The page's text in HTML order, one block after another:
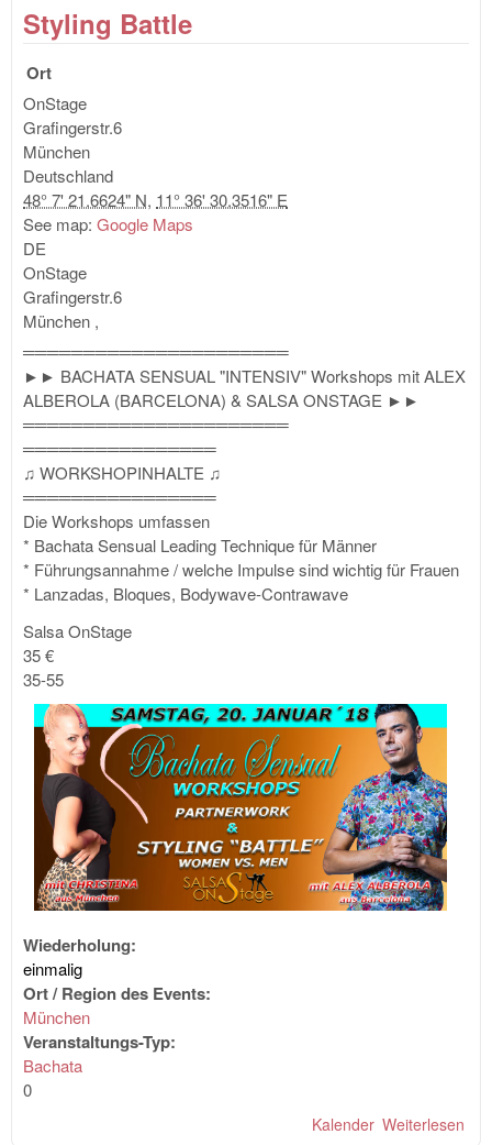
Styling Battle
Ort
OnStage
Grafingerstr.6
München
Deutschland
48° 7' 21.6624" N, 11° 36' 30.3516" E
See map: Google Maps
DE
OnStage
Grafingerstr.6
München ,
══════════════════════
►► BACHATA SENSUAL "INTENSIV" Workshops mit ALEX
ALBEROLA (BARCELONA) & SALSA ONSTAGE ►►
══════════════════════
════════════════
♫ WORKSHOPINHALTE ♫
════════════════
Die Workshops umfassen
* Bachata Sensual Leading Technique für Männer
* Führungsannahme / welche Impulse sind wichtig für Frauen
* Lanzadas, Bloques, Bodywave-Contrawave
Salsa OnStage
35 €
35-55
Wiederholung:
einmalig
Ort / Region des Events:
München
Veranstaltungs-Typ:
Bachata
0
Weiterlesen
Kalender